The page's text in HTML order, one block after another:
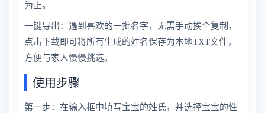
为止。
一键导出：遇到喜欢的一批名字，无需手动挨个复制，
点击下载即可将所有生成的姓名保存为本地TXT文件，
方便与家人慢慢挑选。
使用步骤
第一步：在输入框中填写宝宝的姓氏，并选择宝宝的性